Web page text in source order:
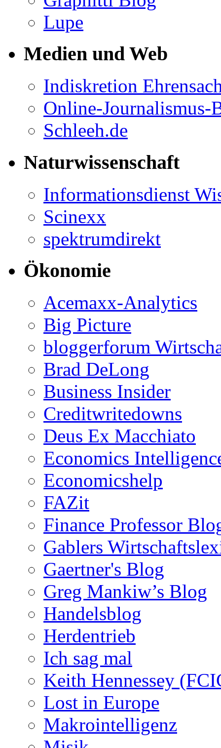
Lupe
Medien und Web
Indiskretion
Online-Journalismus-
Schleeh.de
Naturwissenschaft
Informationsdienst
Scinexx
spektrumdirekt
Ökonomie
Acemaxx-Analytics
Big Picture
bloggerforum
Brad DeLong
Business Insider
Creditwritedowns
Deus Ex Macchiato
Economics
Economicshelp
FAZit
Finance Professor
Gablers
Gaertner's Blog
Greg Mankiw’s Blog
Handelsblog
Herdentrieb
Ich sag mal
Keith Hennessey
Lost in Europe
Makrointelligenz